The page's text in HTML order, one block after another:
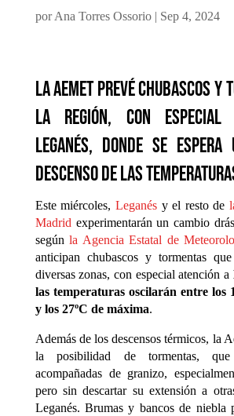
porAna Torres Ossorio| Sep 4, 2024
La Aemet prevé chubascos y
la región, con especial
Leganés, donde se espera
descenso de las
Este miércoles, Leganés y el resto de
Madridexperimentarán un cambio
segúnla Agencia Estatal de
anticipan chubascos y tormentas
diversas zonas, con especial atención a
las temperaturas oscilarán entre los
y los 27ºC de máxima.
Además de los descensos térmicos, la
la posibilidad de tormentas,
acompañadas de granizo,
pero sin descartar su extensión a
Leganés. Brumas y bancos de niebla